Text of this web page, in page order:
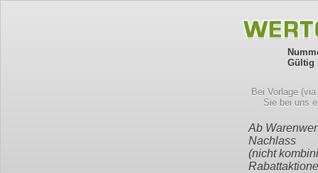
Gültig
Bei Vorlage
Sie bei uns
Ab
Nachlass
(nicht